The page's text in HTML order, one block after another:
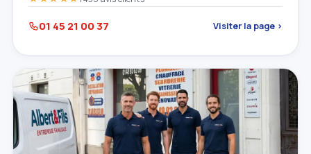
01 45 21 00 37 Visiter la page ›